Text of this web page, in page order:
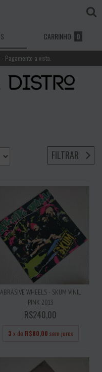
CARRINHO 0
- Pagamento a vista.
FILTRAR
ABRASIVE WHEELS - SKUM VINIL
PINK 2013
R$240,00
3 x de R$80,00 sem juros